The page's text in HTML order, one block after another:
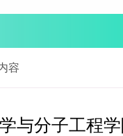
容
与分子工程